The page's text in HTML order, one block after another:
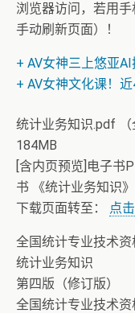
浏览器访问，若用
手动刷新页面）！
+ AV女神三上悠亚
+ AV女神文化课！
统计业务知识.pdf （
184MB
[含内页预览]电子书
书 《统计业务知识
下载页面转至：
点
全国统计专业技术资
统计业务知识
第四版（修订版）
全国统计专业技术